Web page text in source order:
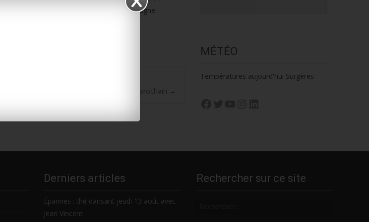
déjà quinze jours de retard sur leur campagne.
»
soirée-débat sur le cyberharcèlement jeudi prochain →
MÉTÉO
Températures aujourd'hui Surgères
Derniers articles
Épannes : thé dansant jeudi 13 août avec
Jean Vincent
Rechercher sur ce site